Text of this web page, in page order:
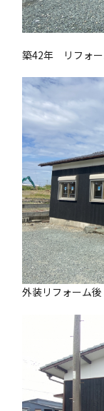
築42年 リフォ
外装リフォーム